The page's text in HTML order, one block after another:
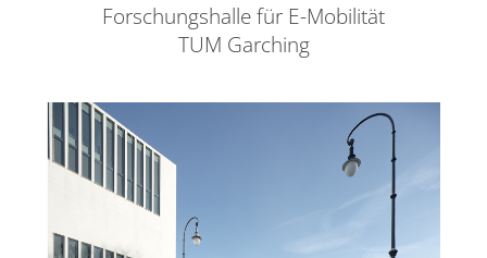
Forschungshalle für E-Mobilität
TUM Garching